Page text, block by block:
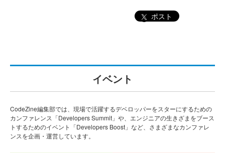
ポスト
イベント
CodeZine編集部では、現場で活躍するデベロッパーをスターにするための
カンファレンス「Developers Summit」や、エンジニアの生きざまをブース
トするためのイベント「Developers Boost」など、さまざまなカンファレ
ンスを企画・運営しています。